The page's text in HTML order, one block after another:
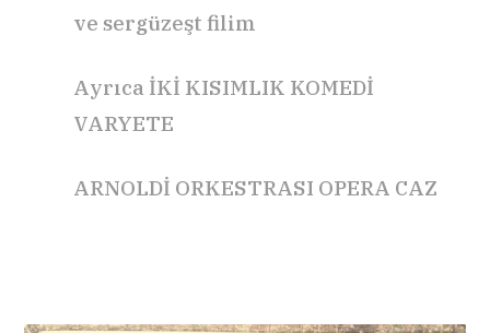
ve sergüzeşt filim
Ayrıca İKİ KISIMLIK KOMEDİ
VARYETE
ARNOLDİ ORKESTRASI OPERA CAZ